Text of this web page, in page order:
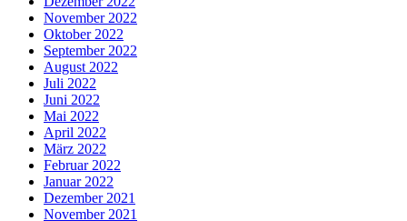
November 2022
Oktober 2022
September 2022
August 2022
Juli 2022
Juni 2022
Mai 2022
April 2022
März 2022
Februar 2022
Januar 2022
Dezember 2021
November 2021